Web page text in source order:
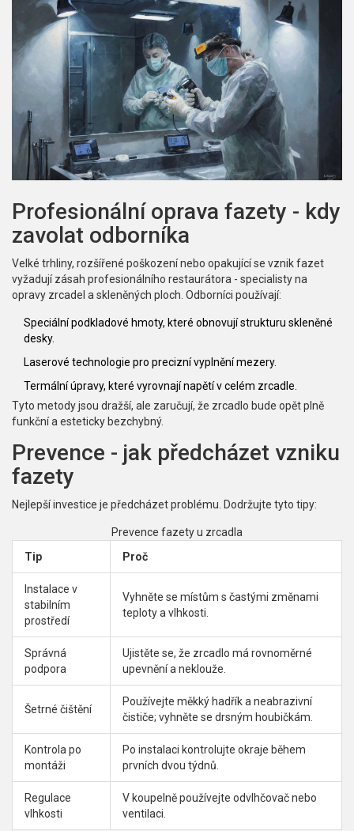
Profesionální oprava fazety - kdy
zavolat odborníka
Velké trhliny, rozšířené poškození nebo opakující se vznik fazet
vyžadují zásah profesionálního restaurátora - specialisty na
opravy zrcadel a skleněných ploch. Odborníci používají:
Speciální podkladové hmoty, které obnovují strukturu skleněné
desky.
Laserové technologie pro precizní vyplnění mezery.
Termální úpravy, které vyrovnají napětí v celém zrcadle.
Tyto metody jsou dražší, ale zaručují, že zrcadlo bude opět plně
funkční a esteticky bezchybný.
Prevence - jak předcházet vzniku
fazety
Nejlepší investice je předcházet problému. Dodržujte tyto tipy:
Prevence fazety u zrcadla
Tip
Proč
Instalace v
stabilním
prostředí
Vyhněte se místům s častými změnami
teploty a vlhkosti.
Správná
podpora
Ujistěte se, že zrcadlo má rovnoměrné
upevnění a neklouže.
Šetrné čištění
Používejte měkký hadřík a neabrazivní
čističe; vyhněte se drsným houbičkám.
Kontrola po
montáži
Po instalaci kontrolujte okraje během
prvních dvou týdnů.
Regulace
vlhkosti
V koupelně používejte odvlhčovač nebo
ventilaci.